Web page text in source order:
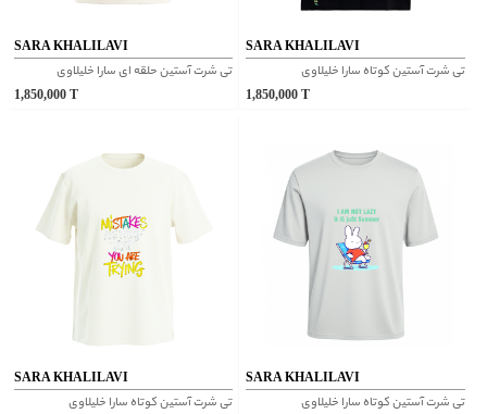
SARA KHALILAVI
تی شرت آستین حلقه ای سارا خلیلاوی
1,850,000T
SARA KHALILAVI
تی شرت آستین کوتاه سارا خلیلاوی
1,850,000 T
SARA KHALILAVI
تی شرت آستین کوتاه سارا خلیلاوی
SARA KHALILAVI
تی شرت آستین کوتاه سارا خلیلاوی